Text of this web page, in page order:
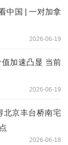
中国 | 一对加拿
2026-06-19
加速凸显 当前
2026-06-19
北京丰台桥南宅
2026-06-18